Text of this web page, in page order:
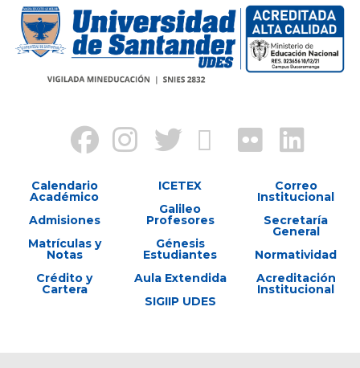
Calendario
Académico
Admisiones
Matrículas y
Notas
Crédito y
Cartera
ICETEX
Galileo
Profesores
Génesis
Estudiantes
Aula Extendida
SIGIIP UDES
Correo
Institucional
Secretaría
General
Normatividad
Acreditación
Institucional